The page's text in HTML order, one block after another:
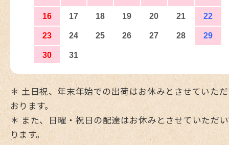
＊ 土日祝、年末年始での出荷はお休みとさせていた
おります。
＊ また、日曜・祝日の配達はお休みとさせていただ
ります。